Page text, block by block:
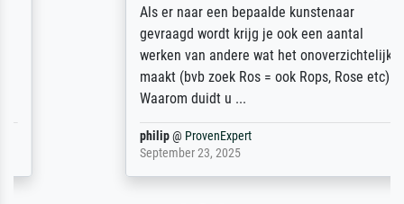
Als er naar een bepaalde kunstenaar
gevraagd wordt krijg je ook een aantal
werken van andere wat het onoverzichtelijk
maakt (bvb zoek Ros = ook Rops, Rose etc).
Waarom duidt u ...
ProvenExpert
September 23, 2025